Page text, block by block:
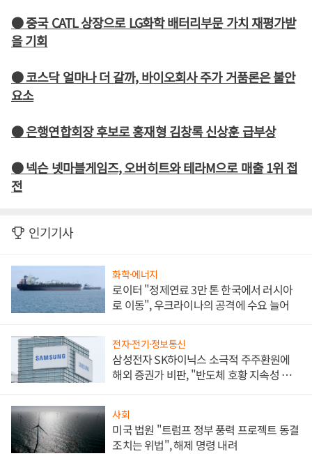
● 중국 CATL 상장으로 LG화학 배터리부문 가치 재평가받
을 기회
● 코스닥 얼마나 더 갈까, 바이오회사 주가 거품론은 불안
요소
● 은행연합회장 후보로 홍재형 김창록 신상훈 급부상
● 넥슨 넷마블게임즈, 오버히트와 테라M으로 매출 1위 접
전
인기기사
화학·에너지
로이터 "정제연료 3만 톤 한국에서 러시아
로 이동", 우크라이나의 공격에 수요 늘어
전자·전기·정보통신
삼성전자 SK하이닉스 소극적 주주환원에
해외 증권가 비판, "반도체 호황 지속성 의
사회
미국 법원 "트럼프 정부 풍력 프로젝트 동결
조치는 위법", 해제 명령 내려